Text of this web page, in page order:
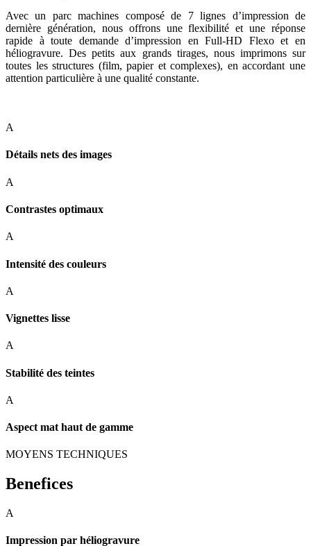
Avec un parc machines composé de 7 lignes d’impression de
dernière génération, nous offrons une flexibilité et une réponse
rapide à toute demande d’impression en Full-HD Flexo et en
héliogravure. Des petits aux grands tirages, nous imprimons sur
toutes les structures (film, papier et complexes), en accordant une
attention particulière à une qualité constante.
A
Détails nets des images
A
Contrastes optimaux
A
Intensité des couleurs
A
Vignettes lisse
A
Stabilité des teintes
A
Aspect mat haut de gamme
MOYENS TECHNIQUES
Benefices
A
Impression par héliogravure